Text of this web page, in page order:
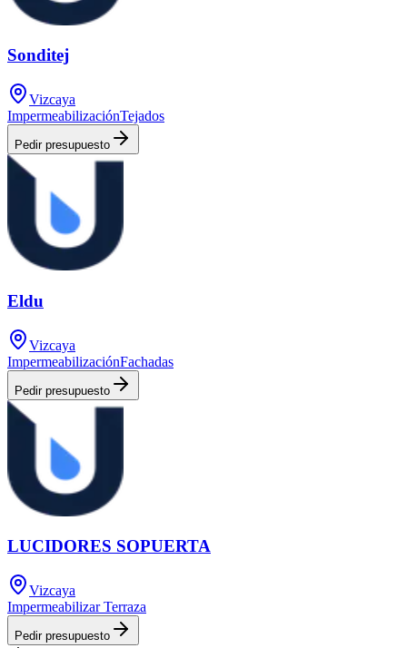
Sonditej
Vizcaya
ImpermeabilizaciónTejados
Pedir presupuesto
Eldu
Vizcaya
ImpermeabilizaciónFachadas
Pedir presupuesto
LUCIDORES SOPUERTA
Vizcaya
Impermeabilizar Terraza
Pedir presupuesto